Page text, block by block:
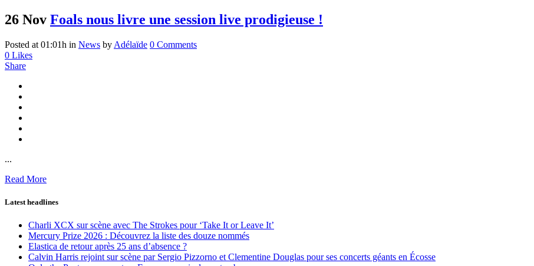
26 Nov Foals nous livre une session live prodigieuse !
Posted at 01:01h in News by Adélaïde 0 Comments
0 Likes
Share
...
Read More
Latest headlines
Charli XCX sur scène avec The Strokes pour ‘Take It or Leave It’
Mercury Prize 2026 : Découvrez la liste des douze nommés
Elastica de retour après 25 ans d’absence ?
Calvin Harris rejoint sur scène par Sergio Pizzorno et Clementine Douglas pour ses concerts géants en Écosse